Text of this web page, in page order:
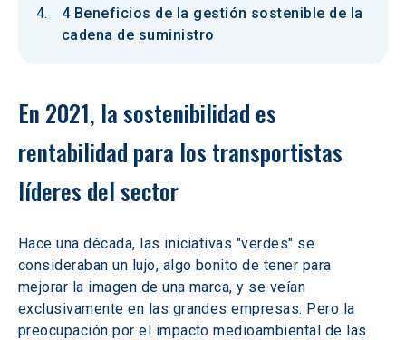
4 Beneficios de la gestión sostenible de la
cadena de suministro
En 2021, la sostenibilidad es
rentabilidad para los transportistas
líderes del sector
Hace una década, las iniciativas "verdes" se
consideraban un lujo, algo bonito de tener para
mejorar la imagen de una marca, y se veían
exclusivamente en las grandes empresas. Pero la
preocupación por el impacto medioambiental de las